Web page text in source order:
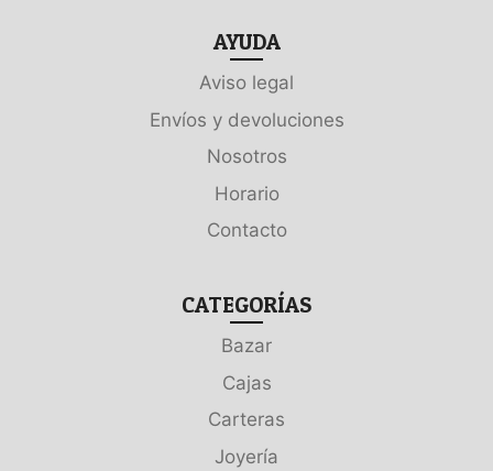
AYUDA
Aviso legal
Envíos y devoluciones
Nosotros
Horario
Contacto
CATEGORÍAS
Bazar
Cajas
Carteras
Joyería